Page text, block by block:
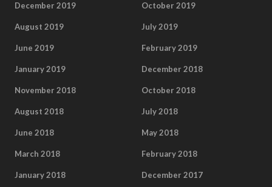
December 2019 October 2019
August 2019 July 2019
June 2019 February 2019
January 2019 December 2018
November 2018 October 2018
August 2018 July 2018
June 2018 May 2018
March 2018 February 2018
January 2018 December 2017